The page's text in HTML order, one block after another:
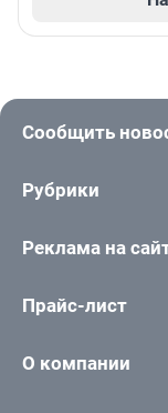
Сообщить
Рубрики
Реклама на
Прайс-лист
О компании